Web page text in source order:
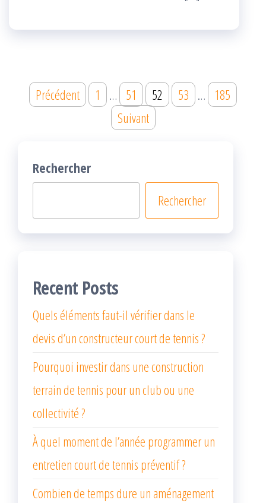
Pagination
des
Précédent 1 … 51 52 53 … 185
Suivant
Rechercher
Rechercher
Recent Posts
Quels éléments faut-il vérifier dans le
devis d’un constructeur court de tennis ?
Pourquoi investir dans une construction
terrain de tennis pour un club ou une
collectivité ?
À quel moment de l’année programmer un
entretien court de tennis préventif ?
Combien de temps dure un aménagement